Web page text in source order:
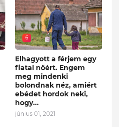
6
Elhagyott a férjem egy
fiatal nőért. Engem
meg mindenki
bolondnak néz, amiért
ebédet hordok neki,
hogy...
június 01, 2021